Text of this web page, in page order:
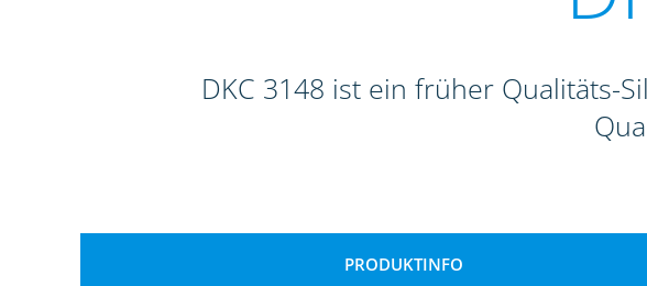
DKC 3148 ist ein früher Qualitäts-
PRODUKTINFO